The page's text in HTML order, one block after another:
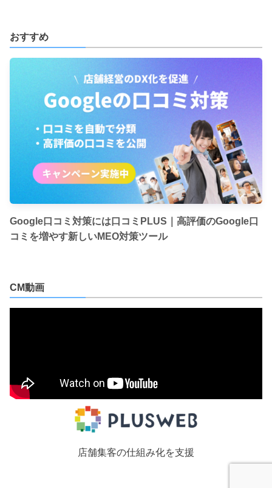
おすすめ
Google口コミ対策には口コミPLUS｜高評価のGoogle口
コミを増やす新しいMEO対策ツール
CM動画
店舗集客の仕組み化を支援